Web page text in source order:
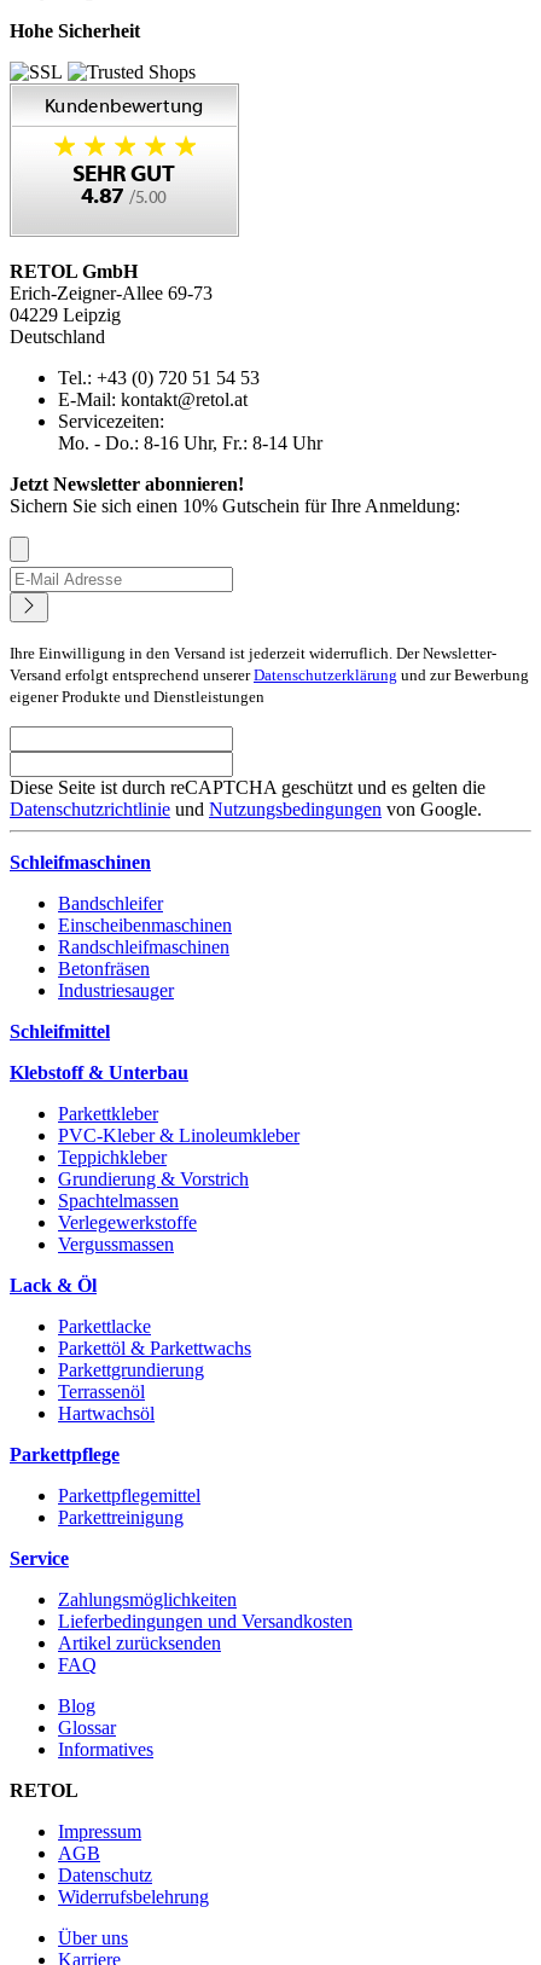
Hohe Sicherheit
RETOL GmbH
Erich-Zeigner-Allee 69-73
04229 Leipzig
Deutschland
Tel.: +43 (0) 720 51 54 53
E-Mail: kontakt@retol.at
Servicezeiten:
Mo. - Do.: 8-16 Uhr, Fr.: 8-14 Uhr
Jetzt Newsletter abonnieren!
Sichern Sie sich einen 10% Gutschein für Ihre Anmeldung:
Ihre Einwilligung in den Versand ist jederzeit widerruflich. Der Newsletter-
Versand erfolgt entsprechend unsererDatenschutzerklärung und zur Bewerbung
eigener Produkte und Dienstleistungen
Diese Seite ist durch reCAPTCHA geschützt und es gelten die
Datenschutzrichtlinie und Nutzungsbedingungen von Google.
Schleifmaschinen
Bandschleifer
Einscheibenmaschinen
Randschleifmaschinen
Betonfräsen
Industriesauger
Schleifmittel
Klebstoff & Unterbau
Parkettkleber
PVC-Kleber & Linoleumkleber
Teppichkleber
Grundierung & Vorstrich
Spachtelmassen
Verlegewerkstoffe
Vergussmassen
Lack & Öl
Parkettlacke
Parkettöl & Parkettwachs
Parkettgrundierung
Terrassenöl
Hartwachsöl
Parkettpflege
Parkettpflegemittel
Parkettreinigung
Service
Zahlungsmöglichkeiten
Lieferbedingungen und Versandkosten
Artikel zurücksenden
FAQ
Blog
Glossar
Informatives
RETOL
Impressum
AGB
Datenschutz
Widerrufsbelehrung
Über uns
Karriere